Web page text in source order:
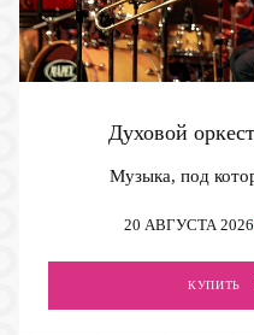
Духовой
Музыка, под
20 АВГУСТА 2026
КУПИТЬ